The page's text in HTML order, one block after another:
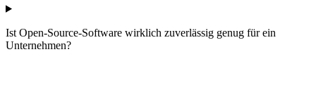
Ist Open-Source-Software wirklich zuverlässig genug für ein
Unternehmen?